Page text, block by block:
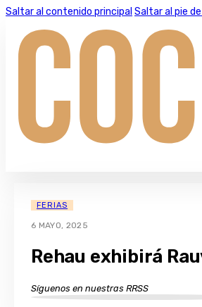
Saltar al contenido principal Saltar al pie
FERIAS
6 MAYO, 2025
Rehau exhibirá
Síguenos en nuestras RRSS